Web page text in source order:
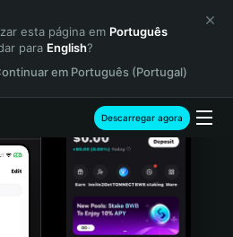
esta página em Português
para English?
em Português (Portugal)
Descarregar agora